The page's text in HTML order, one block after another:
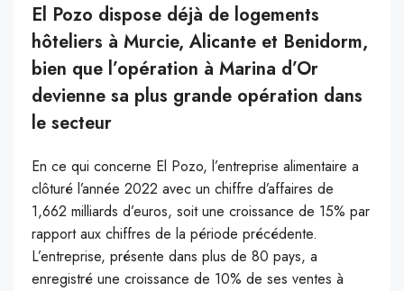
El Pozo dispose déjà de logements
hôteliers à Murcie, Alicante et Benidorm,
bien que l’opération à Marina d’Or
devienne sa plus grande opération dans
le secteur
En ce qui concerne El Pozo, l’entreprise alimentaire a
clôturé l’année 2022 avec un chiffre d’affaires de
1,662 milliards d’euros, soit une croissance de 15% par
rapport aux chiffres de la période précédente.
L’entreprise, présente dans plus de 80 pays, a
enregistré une croissance de 10% de ses ventes à